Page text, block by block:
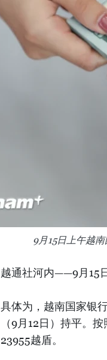
9月15日上午越
越通社河内——9月15
具体为，越南国家银
（9月12日）持平。
23955越盾。